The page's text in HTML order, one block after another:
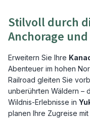
Stilvoll durch
Anchorage
Erweitern Sie Ihre
Abenteuer im hohen
Railroad gleiten Sie
unberührten Wäldern –
Wildnis-Erlebnisse in
planen Ihre Zugreise